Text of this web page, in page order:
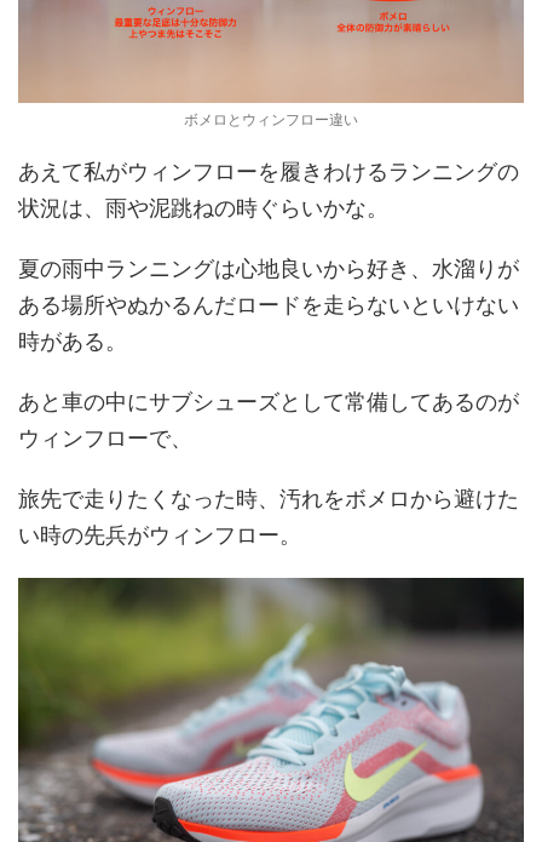
ボメロとウィンフロー違い
あえて私がウィンフローを履きわけるランニングの
状況は、雨や泥跳ねの時ぐらいかな。
夏の雨中ランニングは心地良いから好き、水溜りが
ある場所やぬかるんだロードを走らないといけない
時がある。
あと車の中にサブシューズとして常備してあるのが
ウィンフローで、
旅先で走りたくなった時、汚れをボメロから避けた
い時の先兵がウィンフロー。